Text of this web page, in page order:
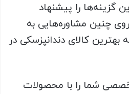
گزینه‌ها را پیشنهاد
چنین مشاوره‌هایی به
کالای دندانپزسکی در
شما را با محصولات